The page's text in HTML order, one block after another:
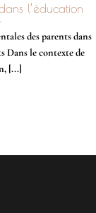
l’éducation
des parents dans
Dans le contexte de
[...]